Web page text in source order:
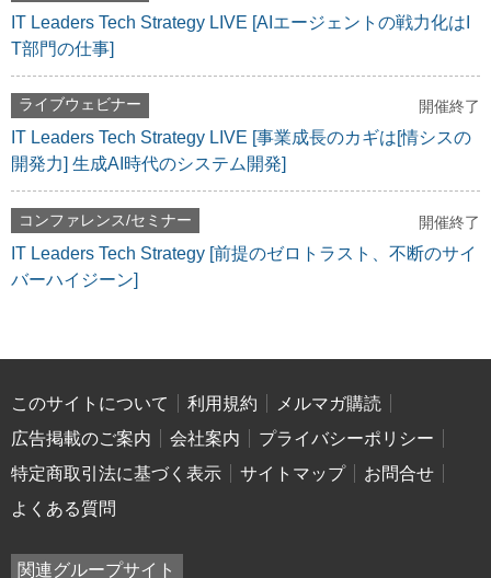
IT Leaders Tech Strategy LIVE [AIエージェントの戦力化はI
T部門の仕事]
ライブウェビナー 開催終了
IT Leaders Tech Strategy LIVE [事業成長のカギは[情シスの
開発力] 生成AI時代のシステム開発]
コンファレンス/セミナー 開催終了
IT Leaders Tech Strategy [前提のゼロトラスト、不断のサイ
バーハイジーン]
このサイトについて 利用規約
メルマガ購読
広告掲載のご案内
会社案内
プライバシーポリシー
特定商取引法に基づく表示
サイトマップ
お問合せ
よくある質問
関連グループサイト